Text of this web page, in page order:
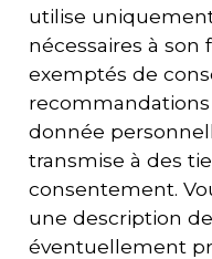
utilise
nécessaires à
exemptés de
recommandations
donnée
transmise à des
consentement.
une description
éventuellement